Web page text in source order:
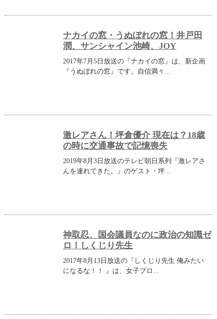
ナカイの窓・うぬぼれの窓！井戸田
潤、サンシャイン池崎、JOY
2017年7月5日放送の『ナカイの窓』は、新企画
『うぬぼれの窓』です。自信満々...
激レアさん！坪倉優介 現在は？18歳
の時に交通事故で記憶喪失
2019年8月3日放送のテレビ朝日系列『激レアさ
んを連れてきた。』のゲスト・坪...
神取忍、国会議員なのに政治の知識ゼ
ロ！しくじり先生
2017年8月13日放送の『しくじり先生 俺みたい
になるな！！ 』は、女子プロ...